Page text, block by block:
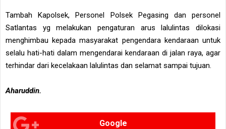
Tambah Kapolsek, Personel Polsek Pegasing dan personel
Satlantas yg melakukan pengaturan arus lalulintas dilokasi
menghimbau kepada masyarakat pengendara kendaraan untuk
selalu hati-hati dalam mengendarai kendaraan di jalan raya, agar
terhindar dari kecelakaan lalulintas dan selamat sampai tujuan.
Aharuddin.
Google